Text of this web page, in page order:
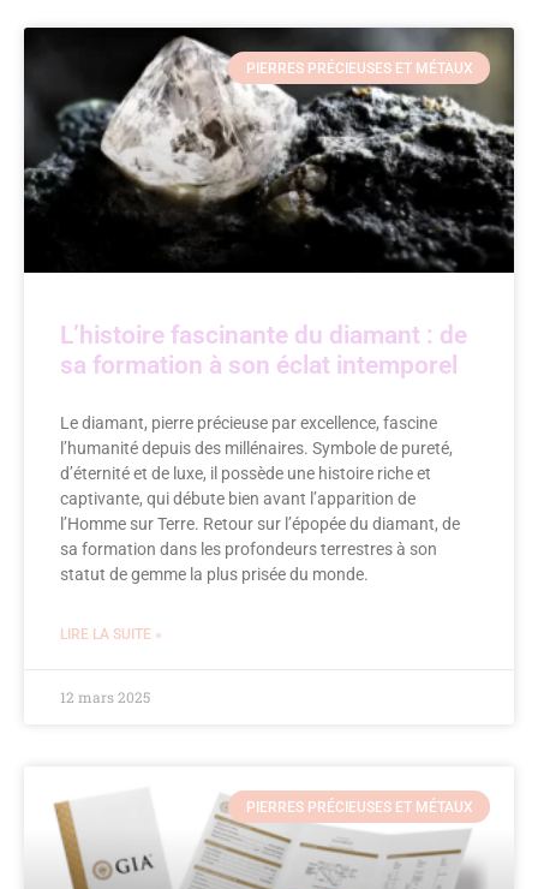
PIERRES PRÉCIEUSES ET MÉTAUX
L’histoire fascinante du diamant : de
sa formation à son éclat intemporel
Le diamant, pierre précieuse par excellence, fascine
l’humanité depuis des millénaires. Symbole de pureté,
d’éternité et de luxe, il possède une histoire riche et
captivante, qui débute bien avant l’apparition de
l’Homme sur Terre. Retour sur l’épopée du diamant, de
sa formation dans les profondeurs terrestres à son
statut de gemme la plus prisée du monde.
LIRE LA SUITE »
12 mars 2025
PIERRES PRÉCIEUSES ET MÉTAUX